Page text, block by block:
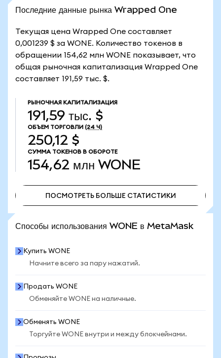
Последние данные рынка Wrapped One
Текущая цена Wrapped One составляет
0,001239 $ за WONE. Количество токенов в
обращении 154,62 млн WONE показывает, что
общая рыночная капитализация Wrapped One
составляет 191,59 тыс. $.
РЫНОЧНАЯ КАПИТАЛИЗАЦИЯ
191,59 тыс. $
ОБЪЕМ ТОРГОВЛИ (24 Ч)
250,12 $
СУММА ТОКЕНОВ В ОБОРОТЕ
154,62 млн WONE
ПОСМОТРЕТЬ БОЛЬШЕ СТАТИСТИКИ
Способы использования WONE в MetaMask
Купить WONE
Начните всего за пару нажатий.
Продать WONE
Обменяйте WONE на наличные.
Обменять WONE
Торгуйте WONE внутри и между блокчейнами.